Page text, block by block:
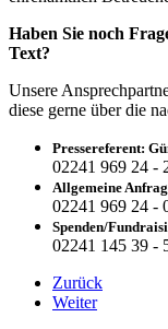
Haben Sie noch
Text?
Unsere
diese gerne über die
Pressereferent:
02241 969 24 -
Allgemeine
02241 969 24 -
Spenden/
02241 145 39 -
Zurück
Weiter